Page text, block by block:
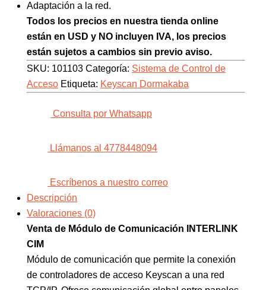
Adaptación a la red.
Todos los precios en nuestra tienda online
están en USD y NO incluyen IVA, los precios
están sujetos a cambios sin previo aviso.
SKU: 101103 Categoría: Sistema de Control de
Acceso Etiqueta: Keyscan Dormakaba
Consulta por Whatsapp
Llámanos al 4778448094
Escríbenos a nuestro correo
Descripción
Valoraciones (0)
Venta de Módulo de Comunicación INTERLINK
CIM
Módulo de comunicación que permite la conexión
de controladores de acceso Keyscan a una red